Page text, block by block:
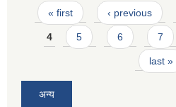
Pages
« first ‹ previous
4 5 6 7
last »
अन्य